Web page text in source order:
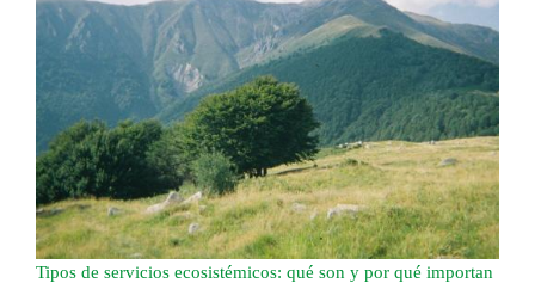
Tipos de servicios ecosistémicos: qué son y por qué importan